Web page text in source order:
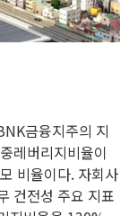
금융지주의 지
레버리지비율이
비율이다. 자회사
건전성 주요 지표